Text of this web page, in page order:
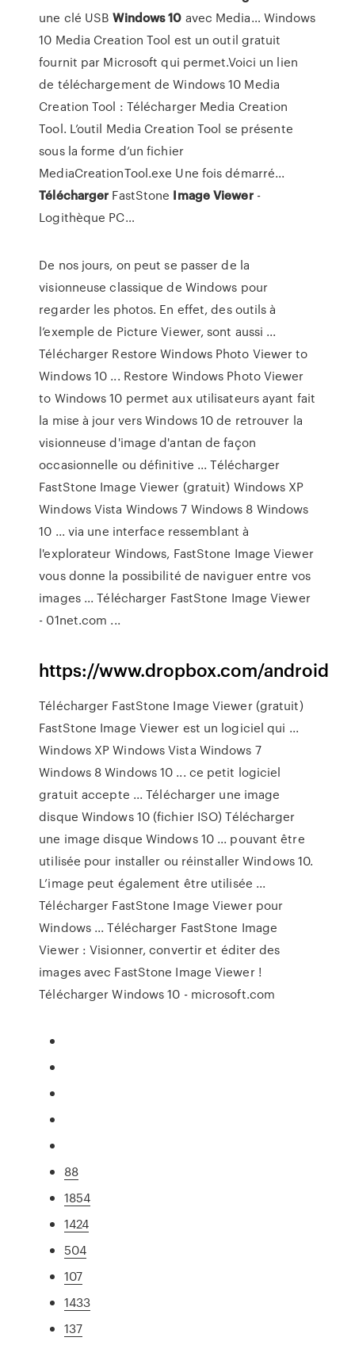
une clé USBWindows10 avec Media… Windows
10 Media Creation Tool est un outil gratuit
fournit par Microsoft qui permet.Voici un lien
de téléchargement de Windows 10 Media
Creation Tool : Télécharger Media Creation
Tool. L’outil Media Creation Tool se présente
sous la forme d’un fichier
MediaCreationTool.exe Une fois démarré...
Télécharger FastStone ImageViewer-
Logithèque PC…
De nos jours, on peut se passer de la
visionneuse classique de Windows pour
regarder les photos. En effet, des outils à
l’exemple de Picture Viewer, sont aussi ...
Télécharger Restore Windows Photo Viewer to
Windows 10 ... Restore Windows Photo Viewer
to Windows 10 permet aux utilisateurs ayant fait
la mise à jour vers Windows 10 de retrouver la
visionneuse d'image d'antan de façon
occasionnelle ou définitive ... Télécharger
FastStone Image Viewer (gratuit) Windows XP
Windows Vista Windows 7 Windows 8 Windows
10 ... via une interface ressemblant à
l'explorateur Windows, FastStone Image Viewer
vous donne la possibilité de naviguer entre vos
images ... Télécharger FastStone Image Viewer
- 01net.com ...
https://www.dropbox.com/android
Télécharger FastStone Image Viewer (gratuit)
FastStone Image Viewer est un logiciel qui ...
Windows XP Windows Vista Windows 7
Windows 8 Windows 10 ... ce petit logiciel
gratuit accepte ... Télécharger une image
disque Windows 10 (fichier ISO) Télécharger
une image disque Windows 10 ... pouvant être
utilisée pour installer ou réinstaller Windows 10.
L’image peut également être utilisée ...
Télécharger FastStone Image Viewer pour
Windows ... Télécharger FastStone Image
Viewer : Visionner, convertir et éditer des
images avec FastStone Image Viewer !
Télécharger Windows 10 - microsoft.com
88
1854
1424
504
107
1433
137